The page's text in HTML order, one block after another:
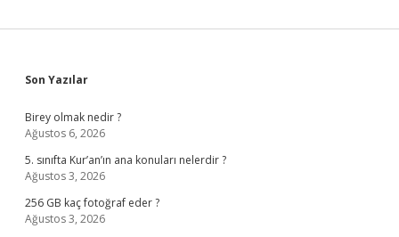
Sidebar
Son Yazılar
Birey olmak nedir ?
Ağustos 6, 2026
5. sınıfta Kur’an’ın ana konuları nelerdir ?
Ağustos 3, 2026
256 GB kaç fotoğraf eder ?
Ağustos 3, 2026